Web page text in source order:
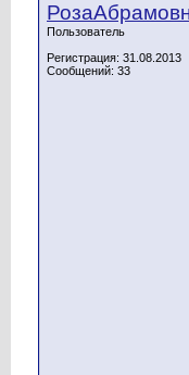
Пользователь
Регистрация: 31.08.2013
Сообщений: 33